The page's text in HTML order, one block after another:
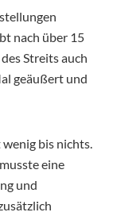
nach über 15
Streits auch
geäußert und
bis nichts.
eine
und